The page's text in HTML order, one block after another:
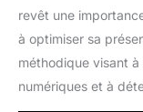
revêt une
à optimiser sa
méthodique visant
numériques et à